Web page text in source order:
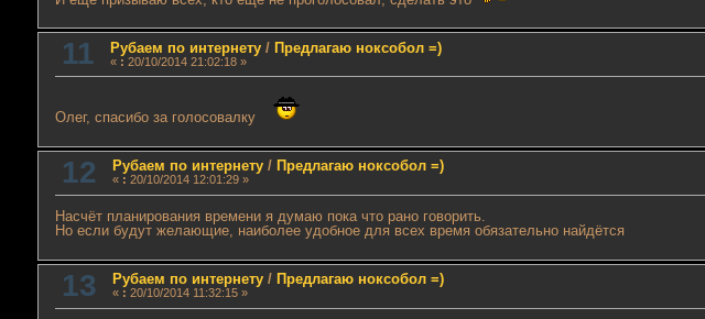
11 Рубаем по интернету/ Предлагаю ноксобол =)
« : 20/10/2014 21:02:18 »
Олег, спасибо за голосовалку
12 Рубаем по интернету/ Предлагаю ноксобол =)
« : 20/10/2014 12:01:29 »
Насчёт планирования времени я думаю пока что рано говорить.
Но если будут желающие, наиболее удобное для всех время обязательно найдётся
13 Рубаем по интернету/ Предлагаю ноксобол =)
« : 20/10/2014 11:32:15 »